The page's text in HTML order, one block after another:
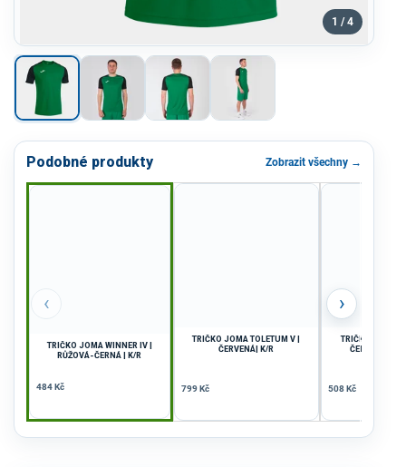
1 / 4
Podobné produkty Zobrazit všechny →
‹
TRIČKO JOMA WINNER IV |
RŮŽOVÁ-ČERNÁ | K/R
484 Kč
TRIČKO JOMA TOLETUM V |
ČERVENÁ| K/R
799 Kč
TRIČKO JOMA
ČERVENÁ-
508 Kč
›